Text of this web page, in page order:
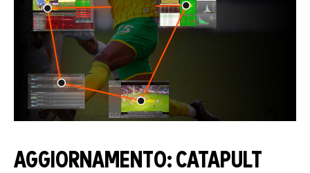
AGGIORNAMENTO: CATAPULT